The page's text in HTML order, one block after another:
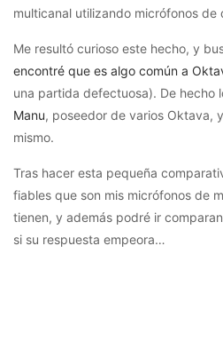
multicanal utilizando micrófonos de
Me resultó curioso este hecho, y
encontré que es algo común a
una partida defectuosa). De hecho
Manu, poseedor de varios Oktava,
mismo.
Tras hacer esta pequeña
fiables que son mis micrófonos de
tienen, y además podré ir
si su respuesta empeora…